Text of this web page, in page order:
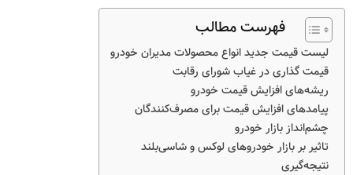
فهرست مطالب
لیست قیمت جدید انواع محصولات مدیران خودرو
قیمت گذاری در غیاب شورای رقابت
ریشه‌های افزایش قیمت خودرو
پیامدهای افزایش قیمت برای مصرف‌کنندگان
چشم‌انداز بازار خودرو
تاثیر بر بازار خودروهای لوکس و شاسی‌بلند
نتیجه‌گیری